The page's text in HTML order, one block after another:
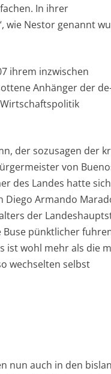
In ihrer
wie Nestor genannt
ihrem inzwischen
Anhänger der
der sozusagen der
von
des Landes hatte
Diego Armando
der
Buse pünktlicher
ist wohl mehr als die
wechselten selbst
nun auch in den